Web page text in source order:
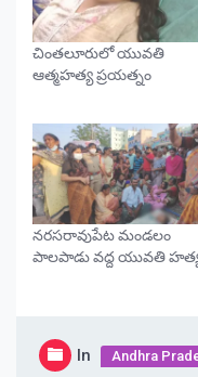
చింతలూరులో యువతి
ఆత్మహత్య ప్రయత్నం
నరసరావుపేట మండలం
పాలపాడు వద్ద యువతి
In Andhra